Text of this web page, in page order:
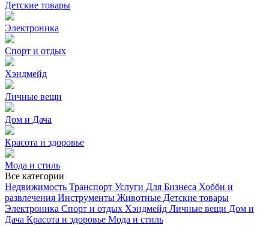
Детские товары
Электроника
Спорт и отдых
Хэндмейд
Личные вещи
Дом и Дача
Красота и здоровье
Мода и стиль
Все категории
Недвижимость Транспорт Услуги Для Бизнеса Хобби и
развлечения Инструменты Животные Детские товары
Электроника Спорт и отдых Хэндмейд Личные вещи Дом и
Дача Красота и здоровье Мода и стиль